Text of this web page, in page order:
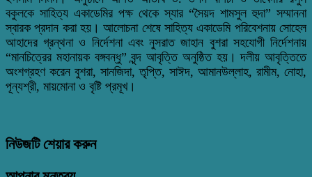
বকুলকে সাহিত্য একাডেমির পক্ষ থেকে স্যার “সৈয়দ শামসুল হুদা” সম্মাননা
স্বারক প্রদান করা হয়। আলোচনা শেষে সাহিত্য একাডেমি পরিবেশনায় সোহেল
আহাদের গ্রন্থনা ও নির্দেশনা এবং নুসরাত জাহান বুশরা সহযোগী নির্দেশনায়
“মানচিত্রের মহানায়ক বঙ্গবন্ধু” বৃন্দ আবৃত্তি অনুষ্ঠিত হয়। দলীয় আবৃত্তিতে
অংশগ্রহণ করেন বুশরা, সানজিদা, তৃপ্তি, সাঈদ, আমানউল্লাহ, রামীম, নোহা,
পূন্যশ্রী, মায়মোনা ও বৃষ্টি প্রমূখ।
নিউজটি শেয়ার করুন